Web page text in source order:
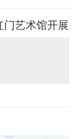
艺术馆开展